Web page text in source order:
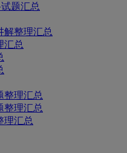
题汇总
解整理汇总
汇总
整理汇总
整理汇总
理汇总